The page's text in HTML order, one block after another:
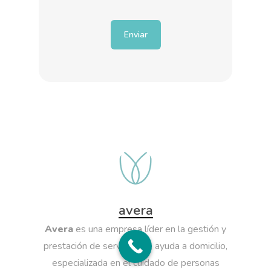
avera
Avera es una empresa líder en la gestión y
prestación de servicios de ayuda a domicilio,
especializada en el cuidado de personas